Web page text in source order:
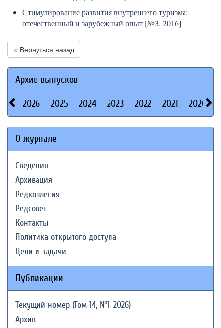
Стимулирование развития внутреннего туризма:
отечественный и зарубежный опыт [№3, 2016]
« Вернуться назад
Архив выпусков
2026 2025 2024 2023 2022 2021 2020
О журнале
Сведения
Архивация
Редколлегия
Редсовет
Контакты
Политика открытого доступа
Цели и задачи
Публикации
Текущий номер (Том 14, №1, 2026)
Архив